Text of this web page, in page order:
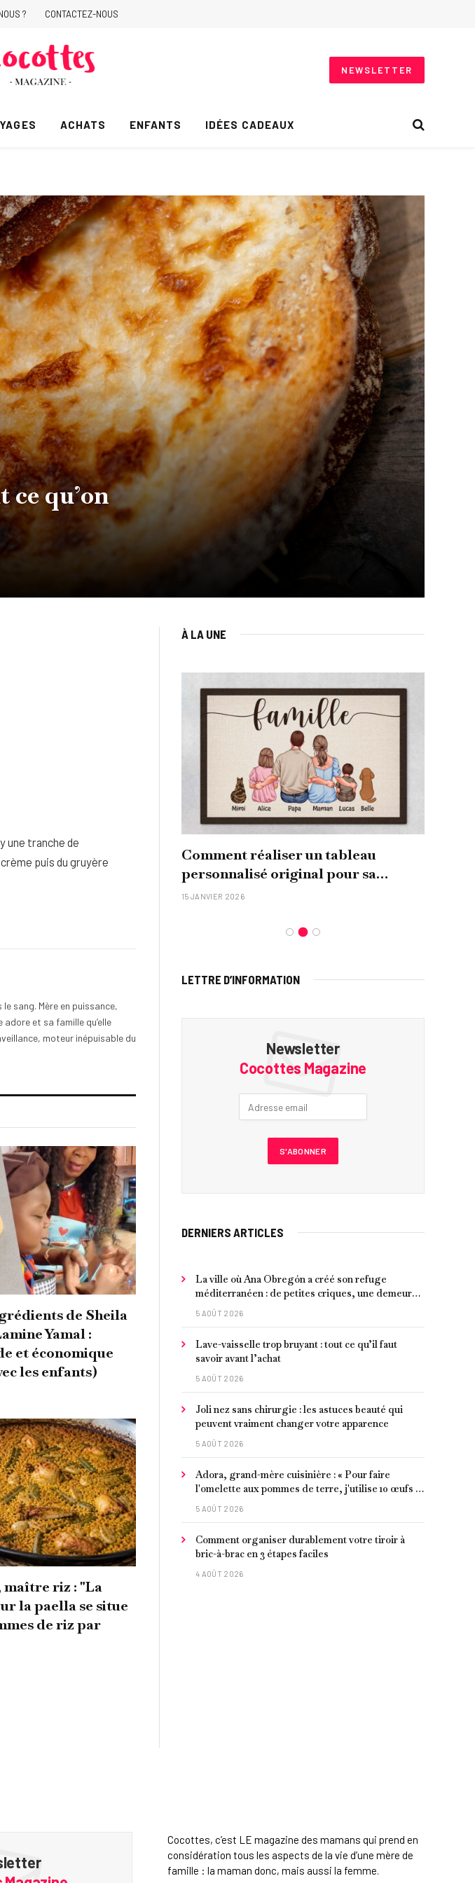
? CONTACTEZ-NOUS
NEWSLETTER
ACHATS ENFANTS IDÉES CADEAUX
ce qu’on
une tranche de
puis du gruyère
sang. Mère en puissance,
et sa famille qu’elle
moteur inépuisable du
de Sheila
Yamal :
et économique
les enfants)
maître riz : "La
la paella se situe
de riz par
À LA UNE
sensible : quels soins
pas l’irriter ?
Comment réaliser un tableau
personnalisé original pour sa
famille ?
15 JANVIER 2026
LETTRE D’INFORMATION
Newsletter
Cocottes Magazine
DERNIERS ARTICLES
La ville où Ana Obregón a créé son refuge
méditerranéen : de petites criques, une demeure
de millionnaire face à la mer et les meilleurs fruits
5 AOÛT 2026
Lave-vaisselle trop bruyant : tout ce qu’il faut
savoir avant l’achat
5 AOÛT 2026
Joli nez sans chirurgie : les astuces beauté qui
peuvent vraiment changer votre apparence
5 AOÛT 2026
Adora, grand-mère cuisinière : « Pour faire
l'omelette aux pommes de terre, j'utilise 10 œufs et
je laisse faire petit à petit »
5 AOÛT 2026
Comment organiser durablement votre tiroir à
bric-à-brac en 3 étapes faciles
4 AOÛT 2026
Cocottes, c’est LE magazine des mamans qui prend en
considération tous les aspects de la vie d’une mère de
famille : la maman donc, mais aussi la femme.